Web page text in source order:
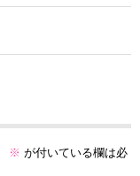
※ が付いている欄は必